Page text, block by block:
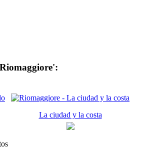
La ciudad y la costa